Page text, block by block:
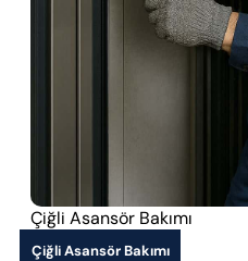
Çiğli Asansör Bakımı
Çiğli Asansör Bakımı